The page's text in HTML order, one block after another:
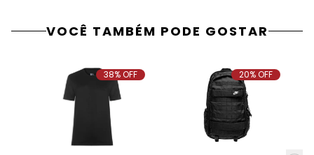
VOCÊ TAMBÉM PODE GOSTAR
38% OFF 20% OFF